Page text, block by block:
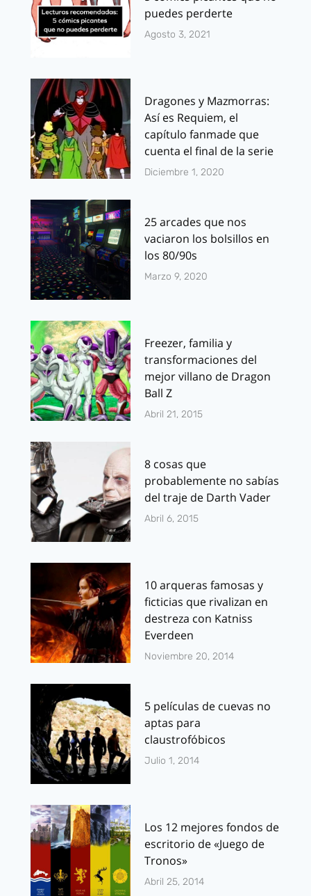
puedes perderte
Agosto 3, 2021
Dragones y Mazmorras:
Así es Requiem, el
capítulo fanmade que
cuenta el final de la serie
Diciembre 1, 2020
25 arcades que nos
vaciaron los bolsillos en
los 80/90s
Marzo 9, 2020
Freezer, familia y
transformaciones del
mejor villano de Dragon
Ball Z
Abril 21, 2015
8 cosas que
probablemente no sabías
del traje de Darth Vader
Abril 6, 2015
10 arqueras famosas y
ficticias que rivalizan en
destreza con Katniss
Everdeen
Noviembre 20, 2014
5 películas de cuevas no
aptas para
claustrofóbicos
Julio 1, 2014
Los 12 mejores fondos de
escritorio de «Juego de
Tronos»
Abril 25, 2014